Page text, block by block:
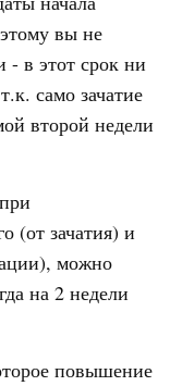
вы не
- в этот срок ни
само зачатие
второй недели
(от зачатия) и
можно
на 2 недели
повышение